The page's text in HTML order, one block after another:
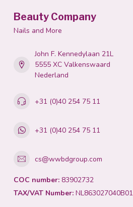
Beauty Company
Nails and More
John F. Kennedylaan 21L
5555 XC Valkenswaard
Nederland
+31 (0)40 254 75 11
+31 (0)40 254 75 11
cs@wwbdgroup.com
COC number: 83902732
TAX/VAT Number: NL863027040B01